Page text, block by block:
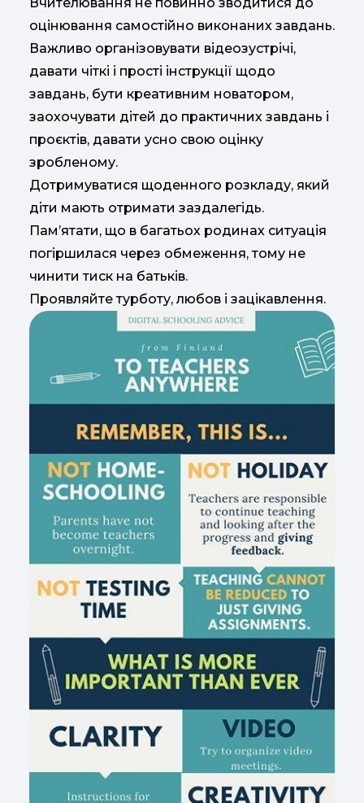
оцінювання самостійно виконаних завдань.
Важливо організовувати відеозустрічі,
давати чіткі і прості інструкції щодо
завдань, бути креативним новатором,
заохочувати дітей до практичних завдань і
проєктів, давати усно свою оцінку
зробленому.
Дотримуватися щоденного розкладу, який
діти мають отримати заздалегідь.
Пам’ятати, що в багатьох родинах ситуація
погіршилася через обмеження, тому не
чинити тиск на батьків.
Проявляйте турботу, любов і зацікавлення.